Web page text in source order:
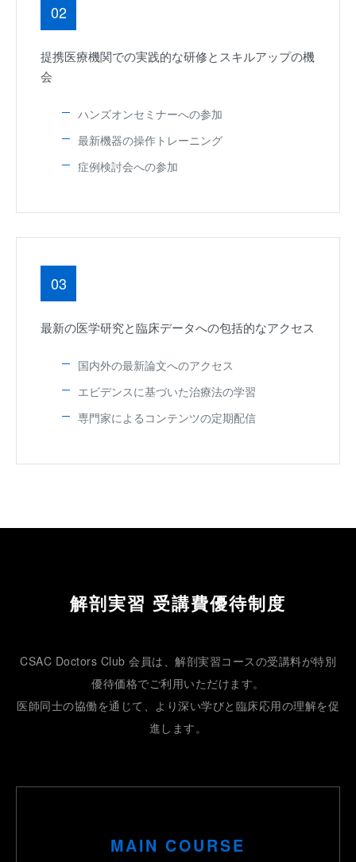
02
提携医療機関での実践的な研修とスキルアップの機
会
ハンズオンセミナーへの参加
最新機器の操作トレーニング
症例検討会への参加
03
最新の医学研究と臨床データへの包括的なアクセス
国内外の最新論文へのアクセス
エビデンスに基づいた治療法の学習
専門家によるコンテンツの定期配信
解剖実習 受講費優待制度
CSAC Doctors Club 会員は、解剖実習コースの受講料が特別
優待価格でご利用いただけます。
医師同士の協働を通じて、より深い学びと臨床応用の理解を促
進します。
MAIN COURSE